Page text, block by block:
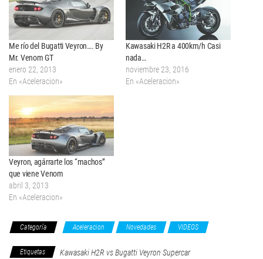
Me río del Bugatti Veyron…. By
Mr. Venom GT
enero 22, 2013
En «Aceleracion»
Kawasaki H2R a 400km/h Casi
nada…
noviembre 23, 2016
En «Aceleracion»
Veyron, agárrarte los “machos”
que viene Venom
abril 3, 2013
En «Aceleracion»
Categoría Aceleracion Novedades VIDEOS
Etiquetas Kawasaki H2R vs Bugatti Veyron Supercar